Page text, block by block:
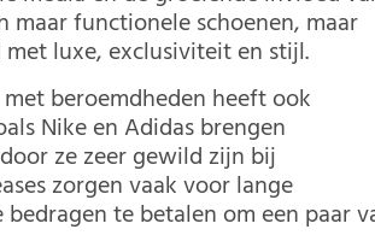
maar functionele schoenen, maar
luxe, exclusiviteit en stijl.
beroemdheden heeft ook
Nike en Adidas brengen
ze zeer gewild zijn bij
zorgen vaak voor lange
te betalen om een paar